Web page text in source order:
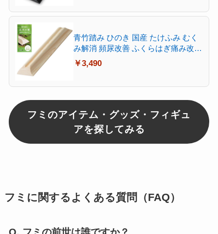
青竹踏み ひのき 国産 たけふみ むく
み解消 頻尿改善 ふくらはぎ痛み改善
疲労回復 冷え性対策 立ち仕事対策
偏平足 足つぼマッサージ フットケア
ージ ギフト用箱 40㎝×3㎝×8㎝
￥3,490
フミのアイテム・グッズ・フィギュ
アを探してみる
フミ に関するよくある質問（FAQ）